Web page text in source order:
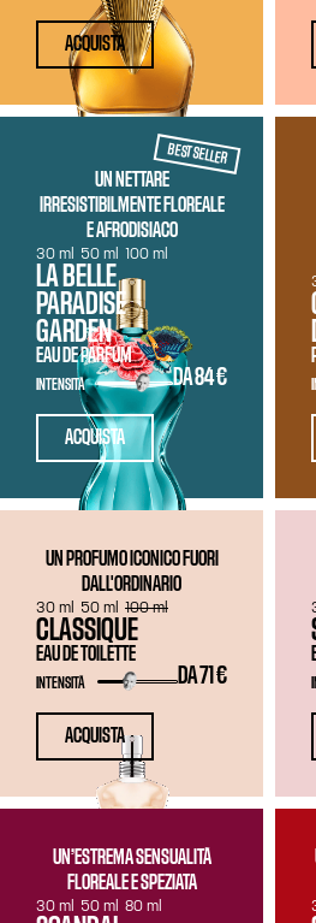
ACQUISTA
BEST SELLER
UN NETTARE
IRRESISTIBILMENTE FLOREALE
E AFRODISIACO
LA BELLE
PARADISE
GARDEN
EAU DE PARFUM
DA84 €
INTENSITÀ
30 ml 50 ml 100 ml
ACQUISTA
UN PROFUMO ICONICO FUORI
DALL'ORDINARIO
CLASSIQUE
EAU DE TOILETTE
DA71 €
INTENSITÀ
30 ml 50 ml 100 ml
ACQUISTA
UN’ESTREMA SENSUALITÀ
FLOREALE E SPEZIATA
30 ml 50 ml 80 ml